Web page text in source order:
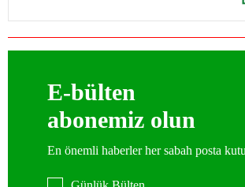
E-bülten
abonemiz olun
En önemli haberler her sabah posta